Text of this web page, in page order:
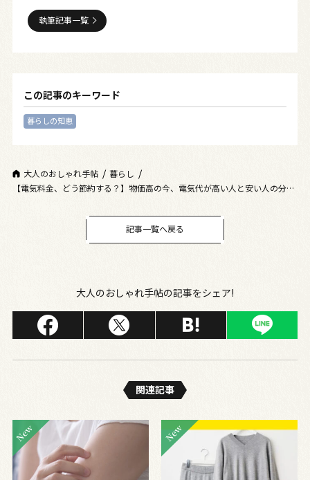
執筆記事一覧
この記事のキーワード
暮らしの知恵
大人のおしゃれ手帖
暮らし
【電気料金、どう節約する？】物価高の今、電気代が高い人と安い人の分か
記事一覧へ戻る
大人のおしゃれ手帖の記事をシェア!
関連記事